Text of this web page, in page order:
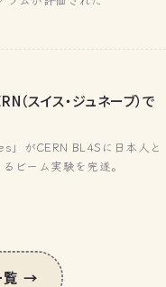
（スイス・ジュネーブ）で
」がCERN BL4Sに日本人と
ビーム実験を完遂。
覧 →